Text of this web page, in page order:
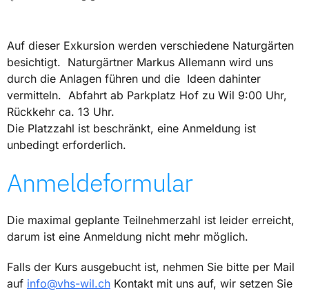
Auf dieser Exkursion werden verschiedene Naturgärten
besichtigt. Naturgärtner Markus Allemann wird uns
durch die Anlagen führen und die Ideen dahinter
vermitteln. Abfahrt ab Parkplatz Hof zu Wil 9:00 Uhr,
Rückkehr ca. 13 Uhr.
Die Platzzahl ist beschränkt, eine Anmeldung ist
unbedingt erforderlich.
Anmeldeformular
Die maximal geplante Teilnehmerzahl ist leider erreicht,
darum ist eine Anmeldung nicht mehr möglich.
Falls der Kurs ausgebucht ist, nehmen Sie bitte per Mail
auf info@vhs-wil.ch Kontakt mit uns auf, wir setzen Sie